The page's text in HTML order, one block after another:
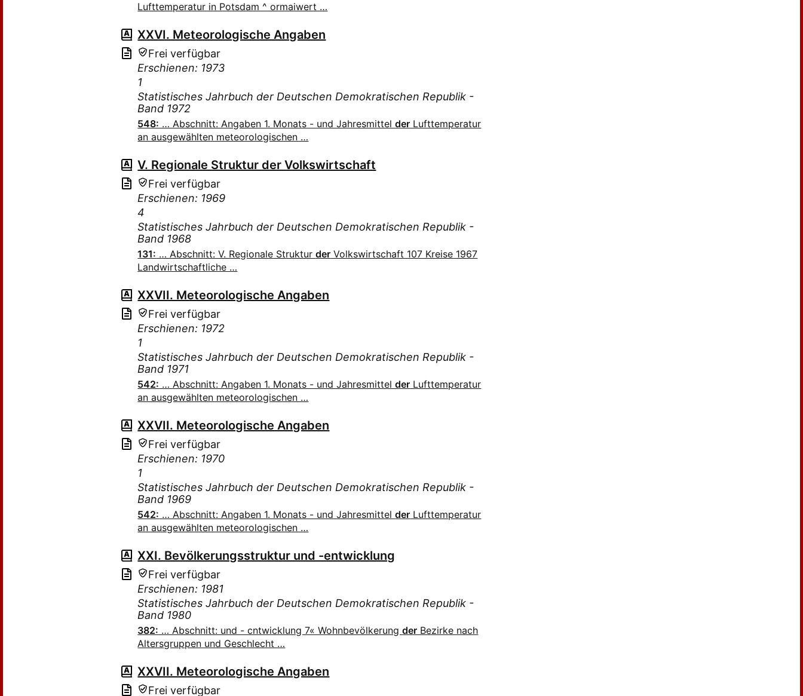
Lufttemperatur in Potsdam ^ ormaiwert …
XXVI. Meteorologische Angaben
Frei verfügbar
Erschienen: 1973
1
Statistisches Jahrbuch der Deutschen Demokratischen Republik -
Band 1972
548: … Abschnitt: Angaben 1. Monats - und Jahresmittelder Lufttemperatur
an ausgewählten meteorologischen …
V. Regionale Struktur der Volkswirtschaft
Frei verfügbar
Erschienen: 1969
4
Statistisches Jahrbuch der Deutschen Demokratischen Republik -
Band 1968
131: … Abschnitt: V. Regionale Strukturder Volkswirtschaft 107 Kreise 1967
Landwirtschaftliche …
XXVII. Meteorologische Angaben
Frei verfügbar
Erschienen: 1972
1
Statistisches Jahrbuch der Deutschen Demokratischen Republik -
Band 1971
542: … Abschnitt: Angaben 1. Monats - und Jahresmittelder Lufttemperatur
an ausgewählten meteorologischen …
XXVII. Meteorologische Angaben
Frei verfügbar
Erschienen: 1970
1
Statistisches Jahrbuch der Deutschen Demokratischen Republik -
Band 1969
542: … Abschnitt: Angaben 1. Monats - und Jahresmittelder Lufttemperatur
an ausgewählten meteorologischen …
XXI. Bevölkerungsstruktur und -entwicklung
Frei verfügbar
Erschienen: 1981
Statistisches Jahrbuch der Deutschen Demokratischen Republik -
Band 1980
382: … Abschnitt: und - cntwicklung 7« Wohnbevölkerungder Bezirke nach
Altersgruppen und Geschlecht …
XXVII. Meteorologische Angaben
Frei verfügbar